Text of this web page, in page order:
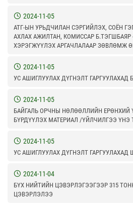
2024-11-05
АТГ-ЫН УРЬДЧИЛАН СЭРГИЙЛЭХ, СОЁН
АХЛАХ АЖИЛТАН, КОМИССАР Б.ТЭГШБАЯР
ХЭРЭГЖҮҮЛЭХ АРГАЧЛАЛААР ЗӨВЛӨМЖ
2024-11-05
УС АШИГЛУУЛАХ ДҮГНЭЛТ ГАРГУУЛАХАД
2024-11-05
БАЙГАЛЬ ОРЧНЫ НӨЛӨӨЛЛИЙН ЕРӨНХИЙ
БҮРДҮҮЛЭХ МАТЕРИАЛ /ҮЙЛЧИЛГЭЭ ҮНЭ
2024-11-05
УС АШИГЛУУЛАХ ДҮГНЭЛТ ГАРГУУЛАХАД
2024-11-04
БҮХ НИЙТИЙН ЦЭВЭРЛЭГЭЭГЭЭР 315
ЦЭВЭРЛЭЛЭЭ